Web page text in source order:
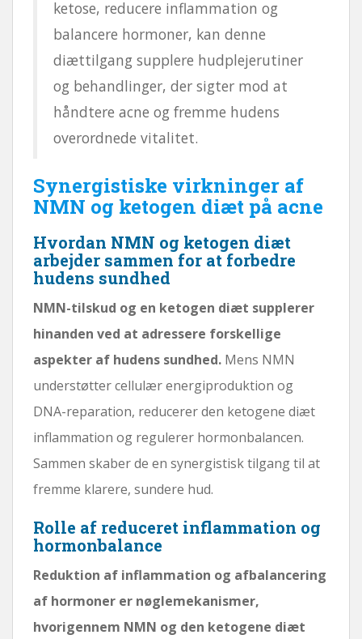
ketose, reducere inflammation og
balancere hormoner, kan denne
diættilgang supplere hudplejerutiner
og behandlinger, der sigter mod at
håndtere acne og fremme hudens
overordnede vitalitet.
Synergistiske virkninger af
NMN og ketogen diæt på acne
Hvordan NMN og ketogen diæt
arbejder sammen for at forbedre
hudens sundhed
NMN-tilskud og en ketogen diæt supplerer
hinanden ved at adressere forskellige
aspekter af hudens sundhed. Mens NMN
understøtter cellulær energiproduktion og
DNA-reparation, reducerer den ketogene diæt
inflammation og regulerer hormonbalancen.
Sammen skaber de en synergistisk tilgang til at
fremme klarere, sundere hud.
Rolle af reduceret inflammation og
hormonbalance
Reduktion af inflammation og afbalancering
af hormoner er nøglemekanismer,
hvorigennem NMN og den ketogene diæt